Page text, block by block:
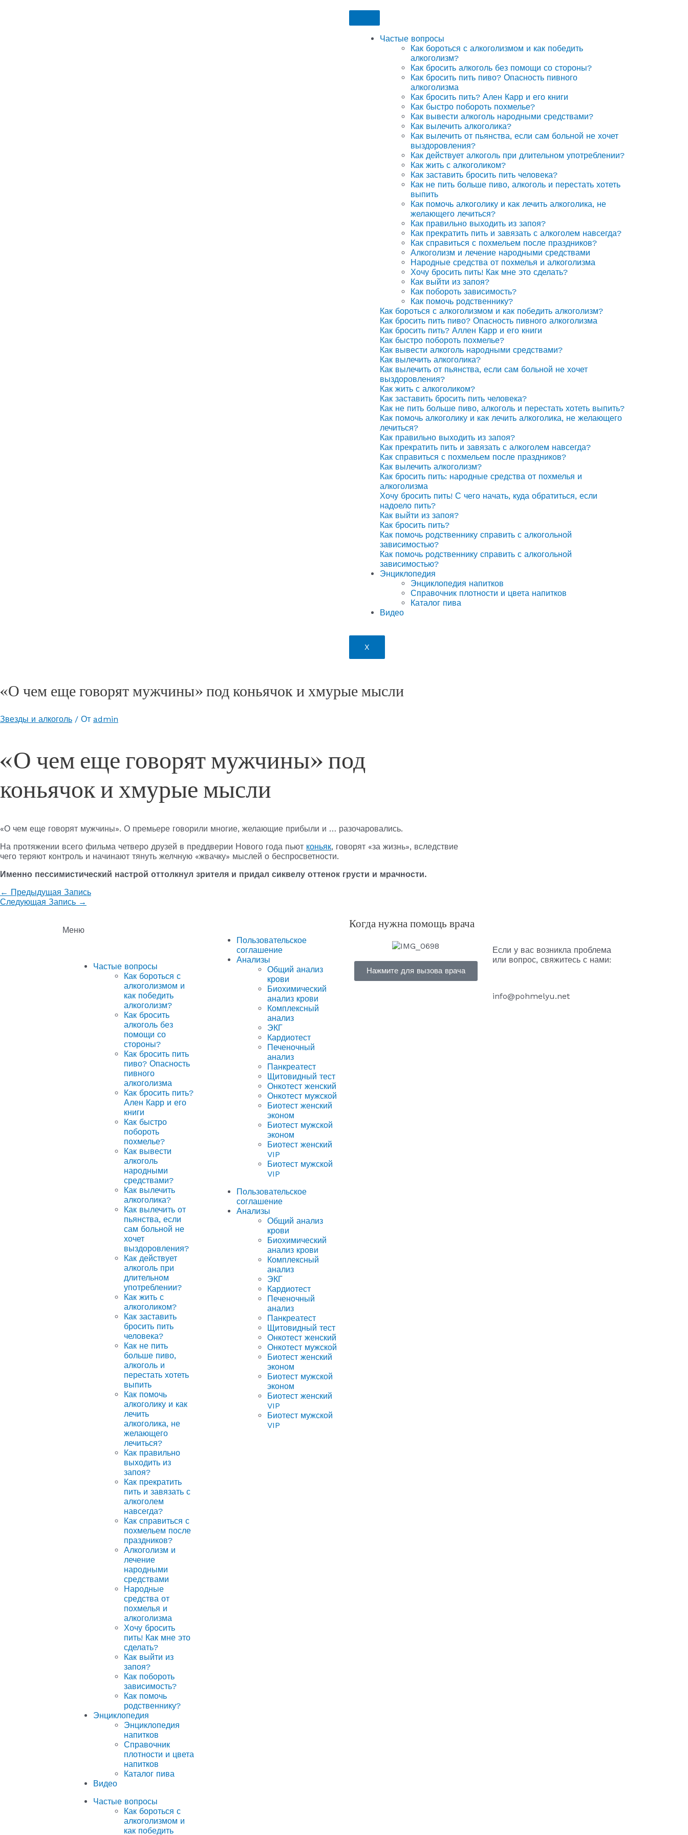
Частые вопросы
Как бороться с алкоголизмом и как победить
алкоголизм?
Как бросить алкоголь без помощи со стороны?
Как бросить пить пиво? Опасность пивного
алкоголизма
Как бросить пить? Ален Карр и его книги
Как быстро побороть похмелье?
Как вывести алкоголь народными средствами?
Как вылечить алкоголика?
Как вылечить от пьянства, если сам больной не хочет
выздоровления?
Как действует алкоголь при длительном употреблении?
Как жить с алкоголиком?
Как заставить бросить пить человека?
Как не пить больше пиво, алкоголь и перестать хотеть
выпить
Как помочь алкоголику и как лечить алкоголика, не
желающего лечиться?
Как правильно выходить из запоя?
Как прекратить пить и завязать с алкоголем навсегда?
Как справиться с похмельем после праздников?
Алкоголизм и лечение народными средствами
Народные средства от похмелья и алкоголизма
Хочу бросить пить! Как мне это сделать?
Как выйти из запоя?
Как побороть зависимость?
Как помочь родственнику?
Как бороться с алкоголизмом и как победить алкоголизм?
Как бросить пить пиво? Опасность пивного алкоголизма
Как бросить пить? Аллен Карр и его книги
Как быстро побороть похмелье?
Как вывести алкоголь народными средствами?
Как вылечить алкоголика?
Как вылечить от пьянства, если сам больной не хочет
выздоровления?
Как жить с алкоголиком?
Как заставить бросить пить человека?
Как не пить больше пиво, алкоголь и перестать хотеть выпить?
Как помочь алкоголику и как лечить алкоголика, не желающего
лечиться?
Как правильно выходить из запоя?
Как прекратить пить и завязать с алкоголем навсегда?
Как справиться с похмельем после праздников?
Как вылечить алкоголизм?
Как бросить пить: народные средства от похмелья и
алкоголизма
Хочу бросить пить! С чего начать, куда обратиться, если
надоело пить?
Как выйти из запоя?
Как бросить пить?
Как помочь родственнику справить с алкогольной
зависимостью?
Как помочь родственнику справить с алкогольной
зависимостью?
Энциклопедия
Энциклопедия напитков
Справочник плотности и цвета напитков
Каталог пива
Видео
X
«О чем еще говорят мужчины» под коньячок и хмурые мысли
Звезды и алкоголь / От admin
«О чем еще говорят мужчины» под
коньячок и хмурые мысли
«О чем еще говорят мужчины». О премьере говорили многие, желающие прибыли и … разочаровались.
На протяжении всего фильма четверо друзей в преддверии Нового года пьют коньяк, говорят «за жизнь», вследствие
чего теряют контроль и начинают тянуть желчную «жвачку» мыслей о беспросветности.
Именно пессимистический настрой оттолкнул зрителя и придал сиквелу оттенок грусти и мрачности.
← Предыдущая Запись
Следующая Запись →
Меню
Частые вопросы
Как бороться с
алкоголизмом и
как победить
алкоголизм?
Как бросить
алкоголь без
помощи со
стороны?
Как бросить пить
пиво? Опасность
пивного
алкоголизма
Как бросить пить?
Ален Карр и его
книги
Как быстро
побороть
похмелье?
Как вывести
алкоголь
народными
средствами?
Как вылечить
алкоголика?
Как вылечить от
пьянства, если
сам больной не
хочет
выздоровления?
Как действует
алкоголь при
длительном
употреблении?
Как жить с
алкоголиком?
Как заставить
бросить пить
человека?
Как не пить
больше пиво,
алкоголь и
перестать хотеть
выпить
Как помочь
алкоголику и как
лечить
алкоголика, не
желающего
лечиться?
Как правильно
выходить из
запоя?
Как прекратить
пить и завязать с
алкоголем
навсегда?
Как справиться с
похмельем после
праздников?
Алкоголизм и
лечение
народными
средствами
Народные
средства от
похмелья и
алкоголизма
Хочу бросить
пить! Как мне это
сделать?
Как выйти из
запоя?
Как побороть
зависимость?
Как помочь
родственнику?
Энциклопедия
Энциклопедия
напитков
Справочник
плотности и цвета
напитков
Каталог пива
Видео
Частые вопросы
Как бороться с
алкоголизмом и
как победить
Пользовательское
соглашение
Анализы
Общий анализ
крови
Биохимический
анализ крови
Комплексный
анализ
ЭКГ
Кардиотест
Печеночный
анализ
Панкреатест
Щитовидный тест
Онкотест женский
Онкотест мужской
Биотест женский
эконом
Биотест мужской
эконом
Биотест женский
VIP
Биотест мужской
VIP
Пользовательское
соглашение
Анализы
Общий анализ
крови
Биохимический
анализ крови
Комплексный
анализ
ЭКГ
Кардиотест
Печеночный
анализ
Панкреатест
Щитовидный тест
Онкотест женский
Онкотест мужской
Биотест женский
эконом
Биотест мужской
эконом
Биотест женский
VIP
Биотест мужской
VIP
Когда нужна помощь врача
Нажмите для вызова врача
Если у вас возникла проблема
или вопрос, свяжитесь с нами:
info@pohmelyu.net